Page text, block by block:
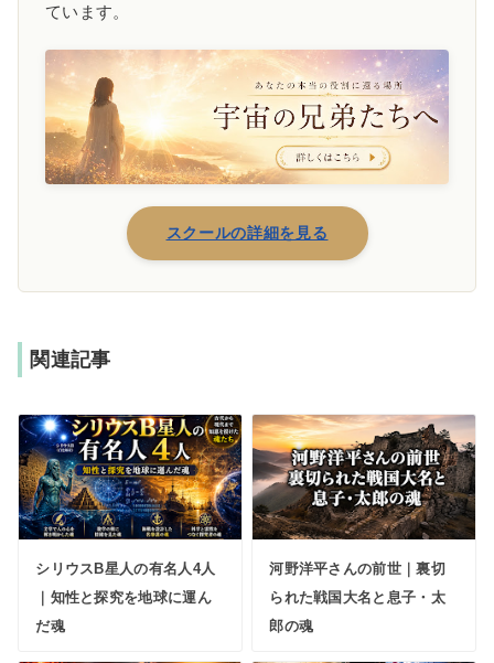
ています。
スクールの詳細を見る
関連記事
シリウスB星人の有名人4人
｜知性と探究を地球に運ん
だ魂
河野洋平さんの前世｜裏切
られた戦国大名と息子・太
郎の魂